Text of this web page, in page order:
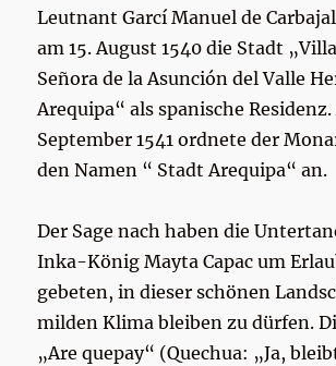
Leutnant Garcí Manuel de
am 15. August 1540 die Stadt
Señora de la Asunción del Valle
Arequipa“ als spanische
September 1541 ordnete der
den Namen “ Stadt Arequipa“ an.
Der Sage nach haben die
Inka-König Mayta Capac um
gebeten, in dieser schönen
milden Klima bleiben zu dürfen.
„Are quepay“ (Quechua: „Ja,